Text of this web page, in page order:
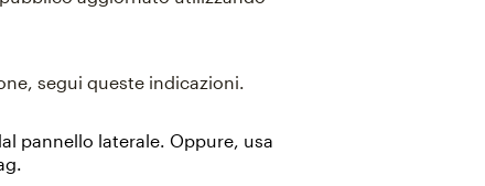
segui queste indicazioni.
pannello laterale. Oppure, usa